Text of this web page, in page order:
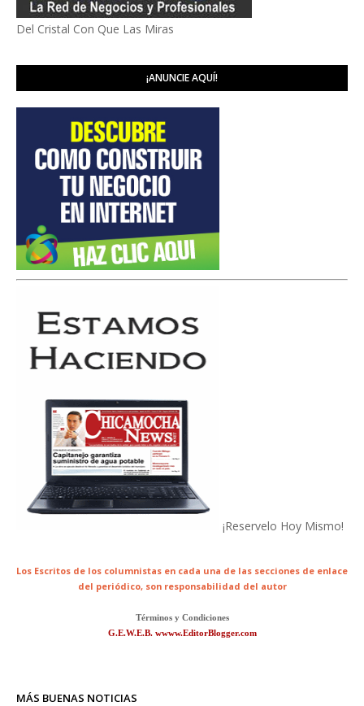
Del Cristal Con Que Las Miras
¡ANUNCIE AQUÍ!
¡Reservelo Hoy Mismo!
Los Escritos de los columnistas en cada una de las secciones de enlace
del periódico, son responsabilidad del autor
Términos y Condiciones
G.E.W.E.B. wwww.EditorBlogger.com
MÁS BUENAS NOTICIAS